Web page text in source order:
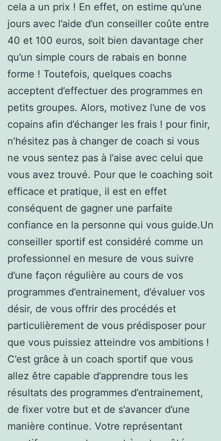
cela a un prix ! En effet, on estime qu’une
jours avec l’aide d’un conseiller coûte entre
40 et 100 euros, soit bien davantage cher
qu’un simple cours de rabais en bonne
forme ! Toutefois, quelques coachs
acceptent d’effectuer des programmes en
petits groupes. Alors, motivez l’une de vos
copains afin d’échanger les frais ! pour finir,
n’hésitez pas à changer de coach si vous
ne vous sentez pas à l’aise avec celui que
vous avez trouvé. Pour que le coaching soit
efficace et pratique, il est en effet
conséquent de gagner une parfaite
confiance en la personne qui vous guide.Un
conseiller sportif est considéré comme un
professionnel en mesure de vous suivre
d’une façon régulière au cours de vos
programmes d’entrainement, d’évaluer vos
désir, de vous offrir des procédés et
particulièrement de vous prédisposer pour
que vous puissiez atteindre vos ambitions !
C’est grâce à un coach sportif que vous
allez être capable d’apprendre tous les
résultats des programmes d’entrainement,
de fixer votre but et de s’avancer d’une
manière continue. Votre représentant